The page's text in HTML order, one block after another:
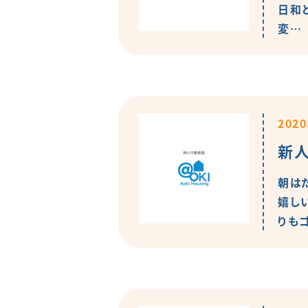
日和
変…
新
朝は
嬉し
りも